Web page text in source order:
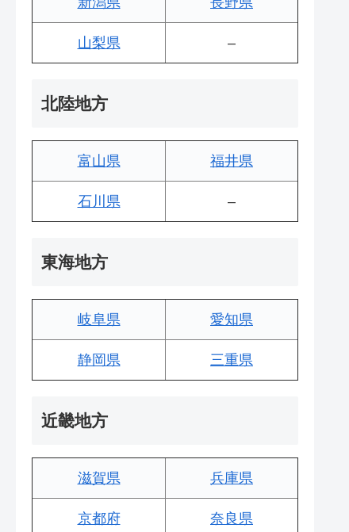
山梨県 –
北陸地方
富山県 福井県
石川県 –
東海地方
岐阜県 愛知県
静岡県 三重県
近畿地方
滋賀県 兵庫県
京都府 奈良県